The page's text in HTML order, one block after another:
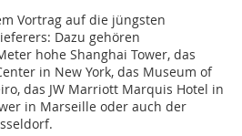
Vortrag auf die jüngsten
Dazu gehören
hohe Shanghai Tower, das
in New York, das Museum of
das JW Marriott Marquis Hotel in
in Marseille oder auch der